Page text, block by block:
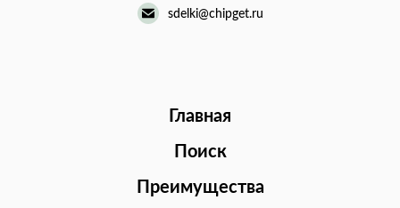
sdelki@chipget.ru
Главная
Поиск
Преимущества